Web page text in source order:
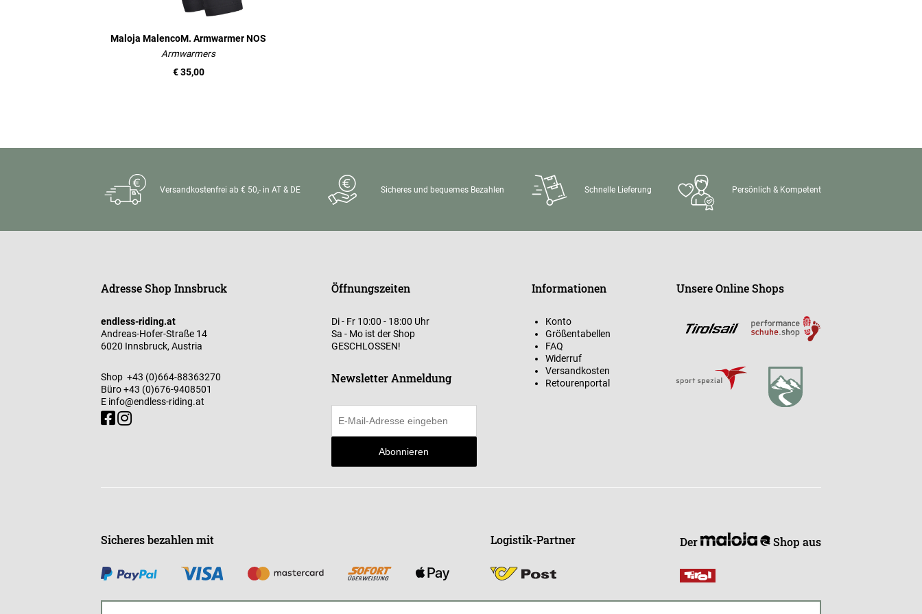
Maloja MalencoM. Armwarmer NOS
Armwarmers
€ 35,00
Versandkostenfrei ab € 50,- in AT & DE Sicheres und bequemes Bezahlen Schnelle Lieferung Persönlich & Kompetent
Adresse Shop Innsbruck
endless-riding.at
Andreas-Hofer-Straße 14
6020 Innsbruck, Austria
Shop +43 (0)664-88363270
Büro+43 (0)676-9408501
E info@endless-riding.at
Öffnungszeiten
Di - Fr 10:00 - 18:00 Uhr
Sa - Mo ist der Shop
GESCHLOSSEN!
Newsletter Anmeldung
Abonnieren
Informationen
Konto
Größentabellen
FAQ
Widerruf
Versandkosten
Retourenportal
Unsere Online Shops
Sicheres bezahlen mit Logistik-Partner Der Shop aus